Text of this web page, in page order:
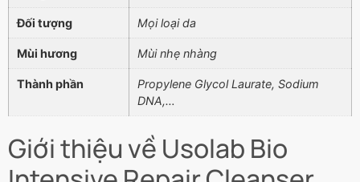
Đối tượng Mọi loại da
Mùi hương Mùi nhẹ nhàng
Thành phần
Propylene Glycol Laurate, Sodium
DNA,…
Giới thiệu về Usolab Bio